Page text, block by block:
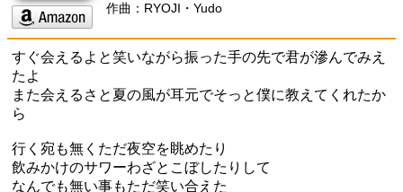
作曲：RYOJI・Yudo
すぐ会えるよと笑いながら振った手の先で君が滲んでみえ
たよ
また会えるさと夏の風が耳元でそっと僕に教えてくれたか
ら
行く宛も無くただ夜空を眺めたり
飲みかけのサワーわざとこぼしたりして
なんでも無い事もただ笑い合えた